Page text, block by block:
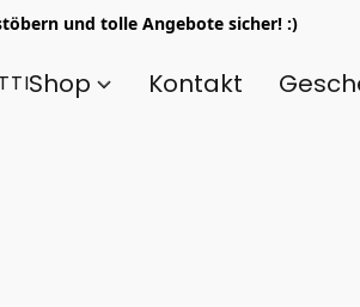
und tolle Angebote sicher! :)
Shop Kontakt